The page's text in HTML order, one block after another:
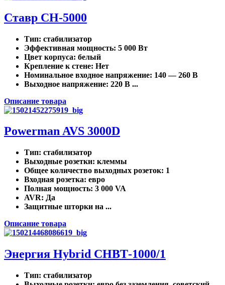
Ставр CH-5000
Тип: стабилизатор
Эффективная мощность: 5 000 Вт
Цвет корпуса: белый
Крепление к стене: Нет
Номинальное входное напряжение: 140 — 260 В
Выходное напряжение: 220 В ...
Описание товара
Powerman AVS 3000D
Тип: стабилизатор
Выходные розетки: клеммы
Общее количество выходных розеток: 1
Входная розетка: евро
Полная мощность: 3 000 VA
AVR: Да
Защитные шторки на ...
Описание товара
Энергия Нybrid CНВТ-1000/1
Тип: стабилизатор